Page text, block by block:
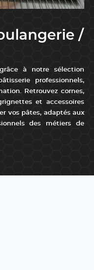
/
à notre sélection
professionnels,
Retrouvez cornes,
et accessoires
vos pâtes, adaptés aux
des métiers de